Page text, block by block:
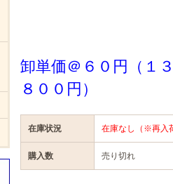
卸単価＠６０円（１
８００円）
在庫状況 在庫なし（※再入
購入数 売り切れ